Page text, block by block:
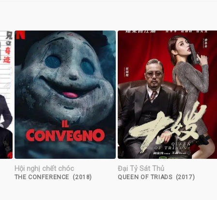
Hội nghị chết chóc
THE CONFERENCE (2018)
Đại Tỷ Sát Thủ
QUEEN OF TRIADS (2017)